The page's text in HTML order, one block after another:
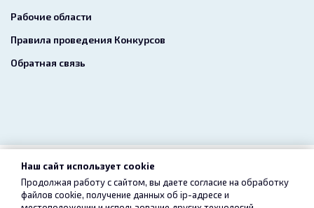
Рабочие области
Правила проведения Конкурсов
Обратная связь
2026 freelance.boutique
Пользовательское соглашение Конфиденциальность
Наш сайт использует cookie
Продолжая работу с сайтом, вы даете согласие на обработку
файлов cookie, получение данных об ip-адресе и